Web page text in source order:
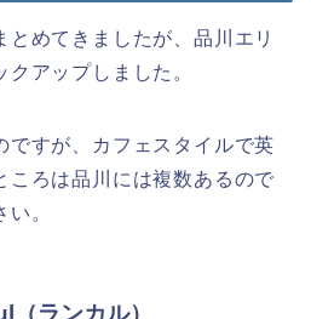
めてきましたが、品川エリ
アップしました。
ですが、カフェスタイルで英
ころは品川には複数あるので
。
ランカル）